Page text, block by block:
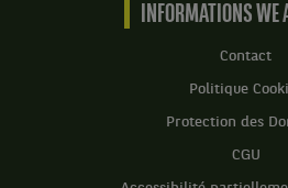
BNP
Accueil
INFORMATIONS WE
Contact
Politique
Protection des
CGU